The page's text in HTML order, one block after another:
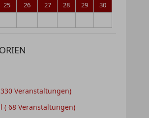
25 26 27 28 29
30
Veranstaltungen)
( 68 Veranstaltungen)